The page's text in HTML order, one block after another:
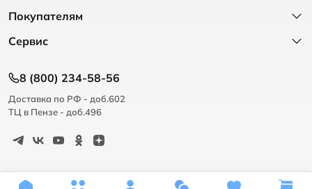
Покупателям
Сервис
8 (800) 234-58-56
Доставка по РФ - доб.602
ТЦ в Пензе - доб.496